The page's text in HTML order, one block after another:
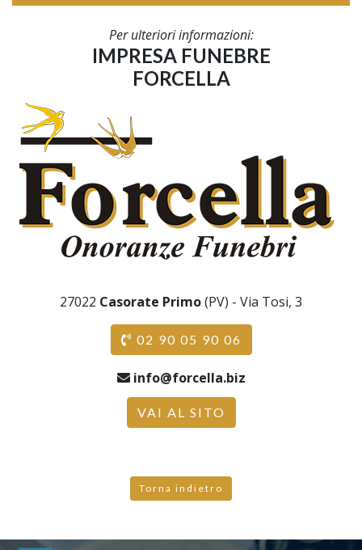
Per ulteriori informazioni:
IMPRESA FUNEBRE
FORCELLA
27022 Casorate Primo(PV) - Via Tosi, 3
02 90 05 90 06
info@forcella.biz
VAI AL SITO
Torna indietro